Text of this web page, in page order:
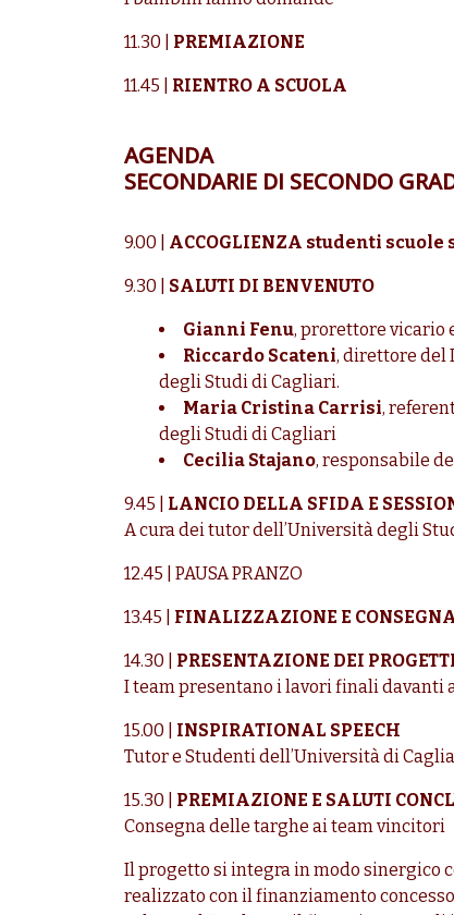
11.30 | PREMIAZIONE
11.45 | RIENTRO A SCUOLA
AGENDA
SECONDARIE DI SECONDO
9.00 | ACCOGLIENZA studenti
9.30 | SALUTI DI BENVENUTO
Gianni Fenu, prorettore vicario
Riccardo Scateni, direttore del
degli Studi di Cagliari.
Maria Cristina Carrisi,
degli Studi di Cagliari
Cecilia Stajano, responsabile
9.45 | LANCIO DELLA SFIDA E
A cura dei tutordell’Università degli
12.45 | PAUSA PRANZO
13.45 | FINALIZZAZIONE E
14.30 | PRESENTAZIONE DEI
I team presentano i lavori finali davanti
15.00 | INSPIRATIONAL SPEECH
Tutor e Studenti dell’Università di
15.30 | PREMIAZIONE E SALUTI
Consegna delle targhe ai team vincitori
Il progetto si integra in modo sinergico
realizzato con il finanziamento